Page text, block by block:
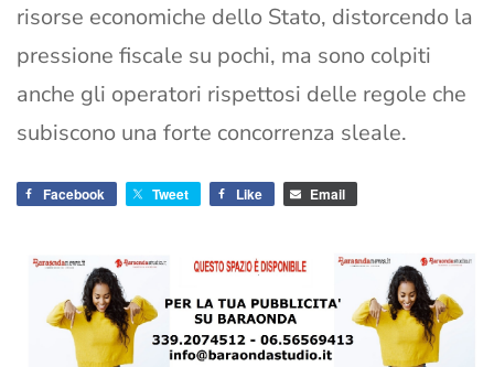
risorse economiche dello Stato, distorcendo la
pressione fiscale su pochi, ma sono colpiti
anche gli operatori rispettosi delle regole che
subiscono una forte concorrenza sleale.
Facebook Tweet Like Email